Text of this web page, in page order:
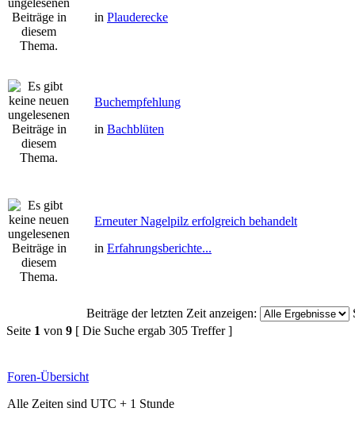
in Plauderecke
Buchempfehlung
in Bachblüten
Erneuter Nagelpilz erfolgreich behandelt
in Erfahrungsberichte...
Beiträge der letzten Zeit anzeigen:
Seite 1 von 9 [ Die Suche ergab 305 Treffer ]
Foren-Übersicht
Alle Zeiten sind UTC + 1 Stunde